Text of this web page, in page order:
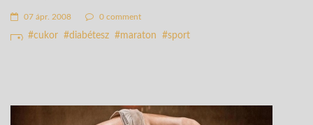
07 ápr. 2008 0 comment
cukor diabétesz maraton sport